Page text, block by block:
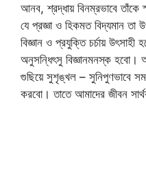
আনব, শ্রদ্ধায় বিনম্রভাবে তাঁকে
যে প্রজ্ঞা ও হিকমত বিদ্যমান তা
বিজ্ঞান ও প্রযুক্তি চর্চায় উৎসাহী
অনুসন্ধিৎসু বিজ্ঞানমনস্ক হবো।
গুছিয়ে সুশৃঙ্খল – সুনিপুণভাবে
করবো। তাতে আমাদের জীবন